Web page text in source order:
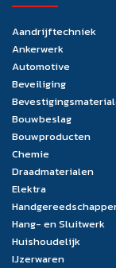
Aandrijftechniek
Ankerwerk
Automotive
Beveiliging
Bouwbeslag
Bouwproducten
Chemie
Draadmaterialen
Elektra
Hang- en Sluitwerk
Huishoudelijk
IJzerwaren